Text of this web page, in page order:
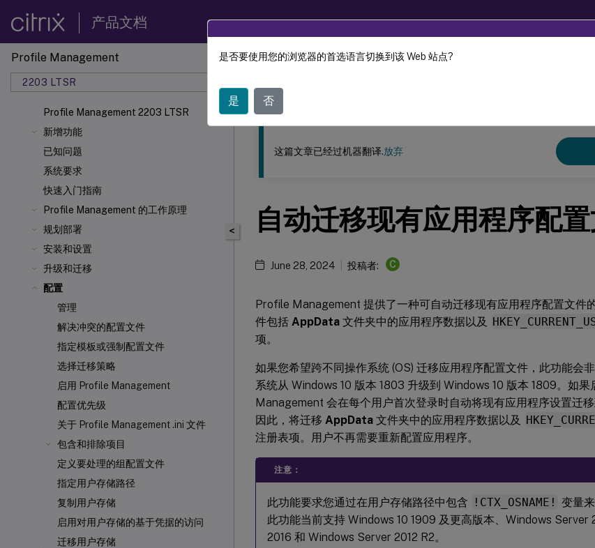
产品文档
Profile Management
2203 LTSR
Profile Management 2203 LTSR
新增功能
已知问题
系统要求
快速入门指南
Profile Management 的工作原理
规划部署
安装和设置
升级和迁移
配置
管理
解决冲突的配置文件
指定模板或强制配置文件
选择迁移策略
启用 Profile Management
配置优先级
关于 Profile Management .ini 文件
包含和排除项目
定义要处理的组配置文件
指定用户存储路径
复制用户存储
启用对用户存储的基于凭据的访问
迁移用户存储
此内容已经过机器动态翻译。
<
这篇文章已经过机器翻译.放弃
自动迁移现有应用程序配
June 28, 2024 投稿者: C
Profile Management 提供了一种可自动迁移现有应用程序配置文件
件包括 AppData 文件夹中的应用程序数据以及
项。
如果您希望跨不同操作系统 (OS) 迁移应用程序配置文件，此功能会
系统从 Windows 10 版本 1803 升级到 Windows 10 版本 1809。如
Management 会在每个用户首次登录时自动将现有应用程序设置迁移
因此，将迁移 AppData 文件夹中的应用程序数据以及
注册表项。用户不再需要重新配置应用程序。
注意：
此功能要求您通过在用户存储路径中包含 !CTX_OSNAME! 变量
此功能当前支持 Windows 10 1909 及更高版本、Windows Server
2016 和 Windows Server 2012 R2。
是否要使用您的浏览器的首选语言切换到该 Web 站点?
是 否